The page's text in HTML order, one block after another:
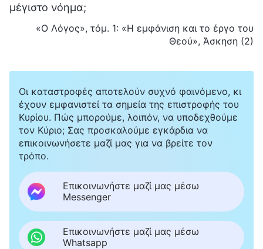
μέγιστο νόημα;
«Ο Λόγος», τόμ. 1: «Η εμφάνιση και το έργο του
Θεού», Άσκηση (2)
Οι καταστροφές αποτελούν συχνό φαινόμενο, κι
έχουν εμφανιστεί τα σημεία της επιστροφής του
Κυρίου. Πώς μπορούμε, λοιπόν, να υποδεχθούμε
τον Κύριο; Σας προσκαλούμε εγκάρδια να
επικοινωνήσετε μαζί μας για να βρείτε τον
τρόπο.
Επικοινωνήστε μαζί μας μέσω
Messenger
Επικοινωνήστε μαζί μας μέσω
Whatsapp